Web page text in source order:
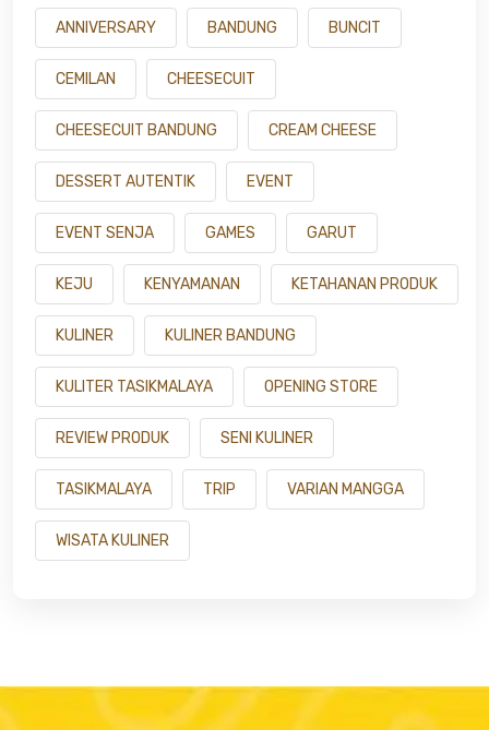
ANNIVERSARY BANDUNG BUNCIT
CEMILAN CHEESECUIT
CHEESECUIT BANDUNG CREAM CHEESE
DESSERT AUTENTIK EVENT
EVENT SENJA GAMES GARUT
KEJU KENYAMANAN KETAHANAN PRODUK
KULINER KULINER BANDUNG
KULITER TASIKMALAYA OPENING STORE
REVIEW PRODUK SENI KULINER
TASIKMALAYA TRIP VARIAN MANGGA
WISATA KULINER